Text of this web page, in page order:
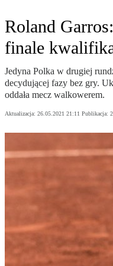
Roland
finale
Jedyna Polka w drugiej
decydującej fazy bez gry.
oddała mecz walkowerem.
Aktualizacja: 26.05.2021 21:11 Publikacja: